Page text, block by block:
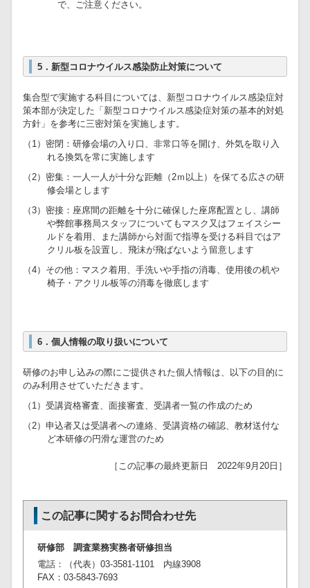
で、ご注意ください。
5．新型コロナウイルス感染防止対策について
集合型で実施する科目については、新型コロナウイルス感染症対
策本部が決定した「新型コロナウイルス感染症対策の基本的対処
方針」を参考に三密対策を実施します。
（1）密閉：研修会場の入り口、非常口等を開け、外気を取り入
れる換気を常に実施します
（2）密集：一人一人が十分な距離（2ｍ以上）を保てる広さの研
修会場とします
（3）密接：座席間の距離を十分に確保した座席配置とし、講師
や弊館事務局スタッフについてもマスク又はフェイスシー
ルドを着用、また講師から対面で指導を受ける科目ではア
クリル板を設置し、飛沫が飛ばないよう留意します
（4）その他：マスク着用、手洗いや手指の消毒、使用後の机や
椅子・アクリル板等の消毒を徹底します
6．個人情報の取り扱いについて
研修のお申し込みの際にご提供された個人情報は、以下の目的に
のみ利用させていただきます。
（1）受講資格審査、面接審査、受講者一覧の作成のため
（2）申込者又は受講者への連絡、受講資格の確認、教材送付な
ど本研修の円滑な運営のため
［この記事の最終更新日 2022年9月20日］
この記事に関するお問合わせ先
研修部 調査業務実務者研修担当
電話：（代表）03-3581-1101 内線3908
FAX：03-5843-7693